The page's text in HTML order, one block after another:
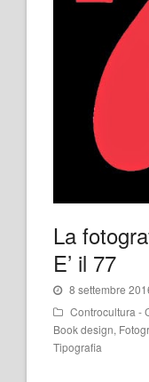
La
E’ il 77
8 settembre
Controcultura -
Book design,
Tipografia